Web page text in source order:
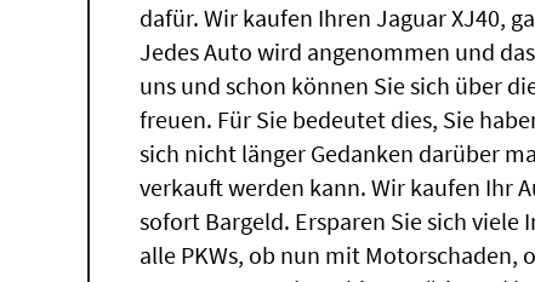
dafür. Wir kaufen Ihren Jaguar XJ40,
Jedes Auto wird angenommen und
uns und schon können Sie sich über
freuen. Für Sie bedeutet dies, Sie
sich nicht länger Gedanken darüber
verkauft werden kann. Wir kaufen Ihr
sofort Bargeld. Ersparen Sie sich
alle PKWs, ob nun mit Motorschaden,